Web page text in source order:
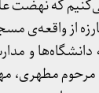
می‌کنیم که
از
که دانشگاه‌ها
مطهری،